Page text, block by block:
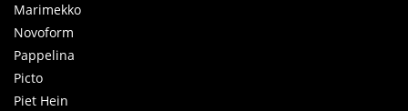
Marimekko
Novoform
Pappelina
Picto
Piet Hein